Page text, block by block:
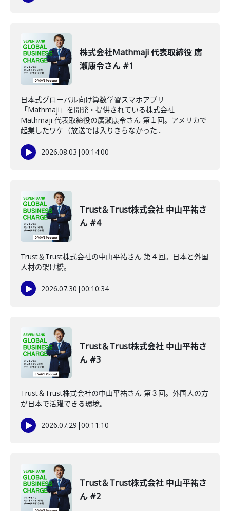
株式会社Mathmaji 代表取締役 廣
瀬康令さん #1
日本式グローバル向け算数学習スマホアプリ
「Mathmaji」を開発・提供されている株式会社
Mathmaji 代表取締役の廣瀬康令さん 第１回。アメリカで
起業したワケ（放送では入りきらなかった...
2026.08.03 |00:14:00
Trust＆Trust株式会社 中山平祐さ
ん #4
Trust＆Trust株式会社の中山平祐さん 第４回。日本と外国
人材の架け橋。
2026.07.30 |00:10:34
Trust＆Trust株式会社 中山平祐さ
ん #3
Trust＆Trust株式会社の中山平祐さん 第３回。外国人の方
が日本で活躍できる環境。
2026.07.29 |00:11:10
Trust＆Trust株式会社 中山平祐さ
ん #2